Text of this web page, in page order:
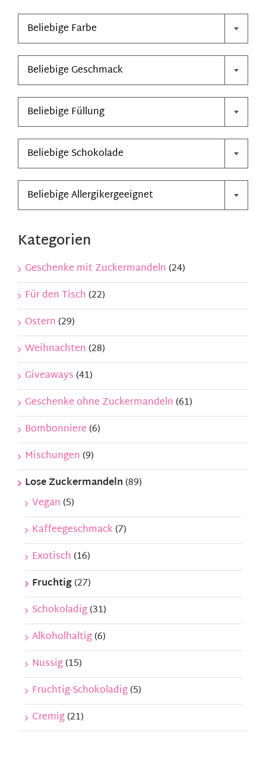
Kontakt
Mein Konto
Warenkorb
Beliebige Farbe

Beliebige Geschmack

Beliebige Füllung

Beliebige Schokolade

Beliebige Allergikergeeignet
Kategorien
Geschenke mit Zuckermandeln (24)
Für den Tisch (22)
Ostern (29)
Weihnachten (28)
Giveaways (41)
Geschenke ohne Zuckermandeln (61)
Bombonniere (6)
Mischungen (9)
Lose Zuckermandeln (89)
Vegan (5)
Kaffeegeschmack(7)
Exotisch (16)
Fruchtig(27)
Schokoladig(31)
Alkoholhaltig(6)
Nussig(15)
Fruchtig-Schokoladig(5)
Cremig(21)